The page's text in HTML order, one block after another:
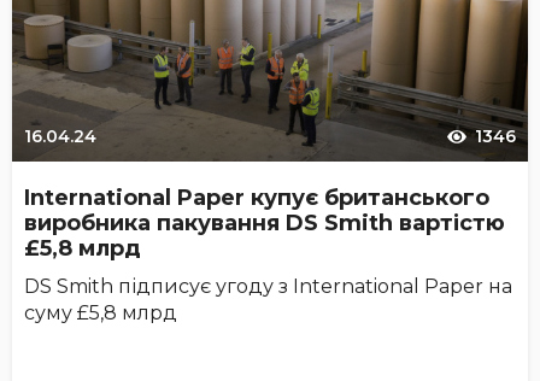
16.04.24 1346
International Paper купує британського
виробника пакування DS Smith вартістю
£5,8 млрд
DS Smith підписує угоду з International Paper на
суму £5,8 млрд